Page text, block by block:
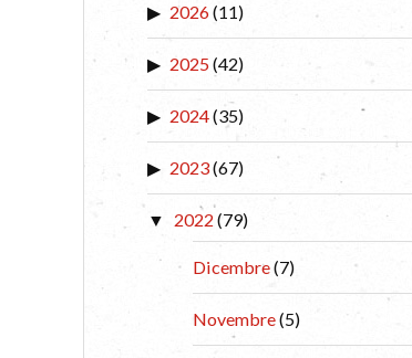
2026(11)
2025(42)
2024(35)
2023(67)
2022 (79)
Dicembre(7)
Novembre(5)